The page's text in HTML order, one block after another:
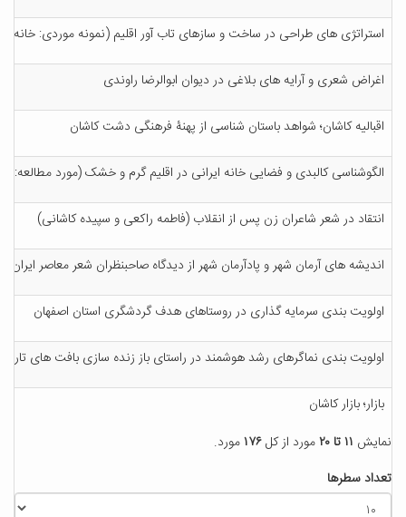
استراتژی های طراحی در ساخت و سازهای تاب آور اقلیم (نمونه موردی: خانه
اغراض شعری و آرایه های بلاغی در دیوان ابوالرضا راوندی
اقبالیه کاشان؛ شواهد باستان شناسی از پهنۀ فرهنگی دشت کاشان
الگوشناسی کالبدی و فضایی خانه ایرانی در اقلیم گرم و خشک (مورد مطالعه:
انتقاد در شعر شاعران زن پس از انقلاب (فاطمه راکعی و سپیده کاشانی)
اندیشه های آرمان شهر و پادآرمان شهر از دیدگاه صاحبنظران شعر معاصر
اولویت بندی سرمایه گذاری در روستاهای هدف گردشگری استان اصفهان
اولویت بندی نماگرهای رشد هوشمند در راستای باز زنده سازی بافت های
بازار؛ بازار کاشان
نمایش ۱۱ تا ۲۰ مورد از کل۱۷۶مورد.
تعداد سطرها